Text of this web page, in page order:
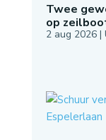
Twee
op
2 aug 2026|